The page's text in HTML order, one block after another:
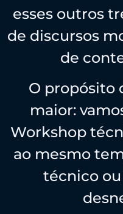
esses outros
de discursos
de
O propósito
maior:
Workshop
ao mesmo
técnico